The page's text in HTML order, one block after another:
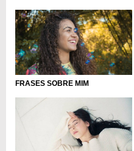
FRASES SOBRE MIM